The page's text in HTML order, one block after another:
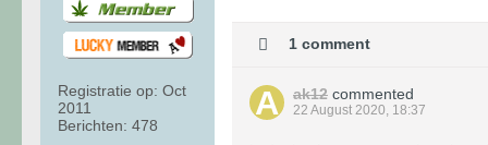
Registratie op: Oct
2011
Berichten: 478
1 comment
ak12 commented
22 August 2020, 18:37